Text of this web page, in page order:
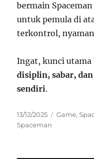
bermain
untuk pemula di
terkontrol,
Ingat, kunci utama
disiplin, sabar,
sendiri.
Posted
on
13/12/2025 Categories
Game,
Spaceman